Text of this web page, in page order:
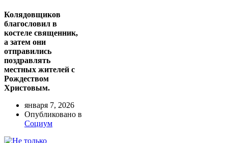
Колядовщиков
благословил в
костеле священник,
а затем они
отправились
поздравлять
местных жителей с
Рождеством
Христовым.
января 7, 2026
Опубликовано в
Социум